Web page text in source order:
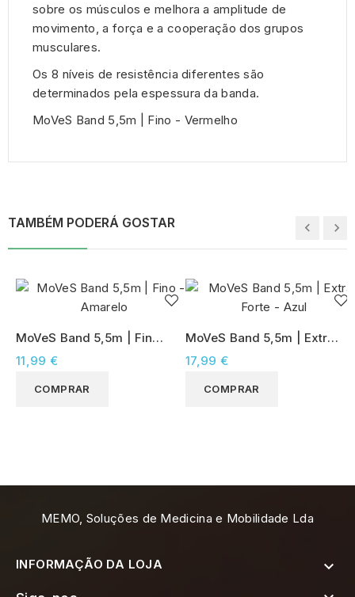
sobre os músculos e melhora a amplitude de
movimento, a força e a cooperação dos grupos
musculares.
Os 8 níveis de resistência diferentes são
determinados pela espessura da banda.
MoVeS Band 5,5m | Fino - Vermelho
TAMBÉM PODERÁ GOSTAR
MoVeS Band 5,5m | Fino -
Amarelo
11,99 €
COMPRAR
MoVeS Band 5,5m | Extra
Forte - Azul
17,99 €
COMPRAR
MEMO, Soluções de Medicina e Mobilidade Lda
INFORMAÇÃO DA LOJA 